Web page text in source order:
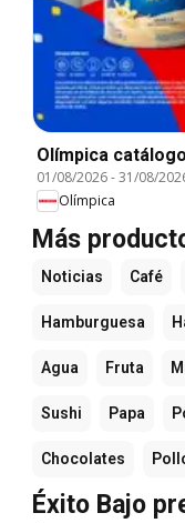
Olímpica catálogo
01/08/2026-31/08/
Olímpica
Más
Noticias Café
Hamburguesa
Agua Fruta
Sushi Papa
Chocolates
Éxito Bajo